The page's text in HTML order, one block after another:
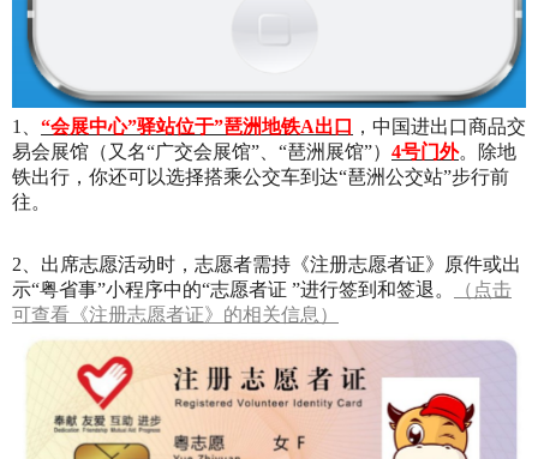
1、 “会展中心”驿站位于”琶洲地铁A出口
，中国进出口商品交
易会展馆（又名“广交会展馆”、“琶洲展馆”） 4号门外。除地
铁出行，你还可以选择搭乘公交车到达“琶洲公交站”步行前
往。
2、出席志愿活动时，志愿者需持《注册志愿者证》原件或出
示“粤省事”小程序中的“志愿者证 ”进行签到和签退。
（点击
可查看《注册志愿者证》的相关信息）